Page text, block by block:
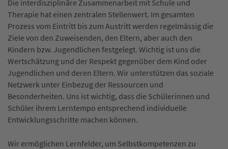
Die interdisziplinäre Zusammenarbeit mit Schule und
Therapie hat einen zentralen Stellenwert. Im gesamten
Prozess vom Eintritt bis zum Austritt werden regelmässig die
Ziele von den Zuweisenden, den Eltern, aber auch den
Kindern bzw. Jugendlichen festgelegt. Wichtig ist uns die
Wertschätzung und der Respekt gegenüber dem Kind oder
Jugendlichen und deren Eltern. Wir unterstützen das soziale
Netzwerk unter Einbezug der Ressourcen und
Besonderheiten. Uns ist wichtig, dass die Schülerinnen und
Schüler ihrem Lerntempo entsprechend individuelle
Entwicklungsschritte machen können.
Wir ermöglichen Lernfelder, um Selbstkompetenzen zu